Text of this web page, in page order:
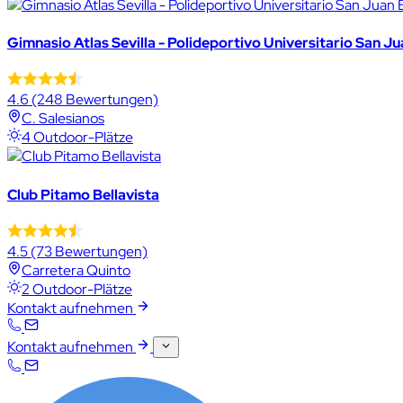
Gimnasio Atlas Sevilla - Polideportivo Universitario San
4.6 (248 Bewertungen)
C. Salesianos
4 Outdoor-Plätze
Club Pitamo Bellavista
4.5(73 Bewertungen)
Carretera Quinto
2 Outdoor-Plätze
Kontakt aufnehmen
Kontakt aufnehmen